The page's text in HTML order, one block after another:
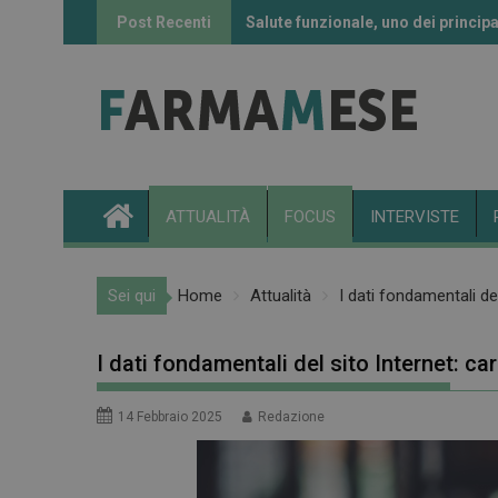
Post Recenti Salute funzionale, uno dei
Informazione sui farmaci: l’uso
ATTUALITÀ FOCUS INTERVISTE
Sei qui Home Attualità I dati fondamentali
I dati fondamentali del sito Internet:
14 Febbraio 2025 Redazione